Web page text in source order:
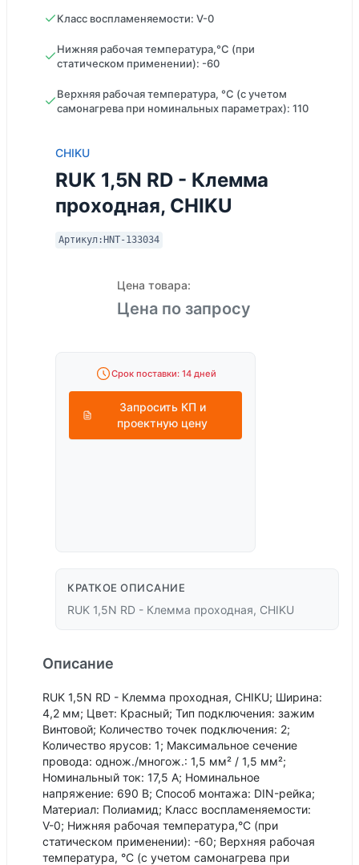
Класс воспламеняемости: V-0
Нижняя рабочая температура,°С (при
статическом применении): -60
Верхняя рабочая температура, °С (с учетом
самонагрева при номинальных параметрах): 110
CHIKU
RUK 1,5N RD - Клемма
проходная, CHIKU
Артикул: HNT-133034
Цена товара:
Цена по запросу
Срок поставки: 14 дней
Запросить КП и
проектную цену
КРАТКОЕ ОПИСАНИЕ
RUK 1,5N RD - Клемма проходная, CHIKU
Описание
RUK 1,5N RD - Клемма проходная, CHIKU; Ширина:
4,2 мм; Цвет: Красный; Тип подключения: зажим
Винтовой; Количество точек подключения: 2;
Количество ярусов: 1; Максимальное сечение
провода: однож./многож.: 1,5 мм² / 1,5 мм²;
Номинальный ток: 17,5 А; Номинальное
напряжение: 690 В; Способ монтажа: DIN-рейка;
Материал: Полиамид; Класс воспламеняемости:
V-0; Нижняя рабочая температура,°С (при
статическом применении): -60; Верхняя рабочая
температура, °С (с учетом самонагрева при